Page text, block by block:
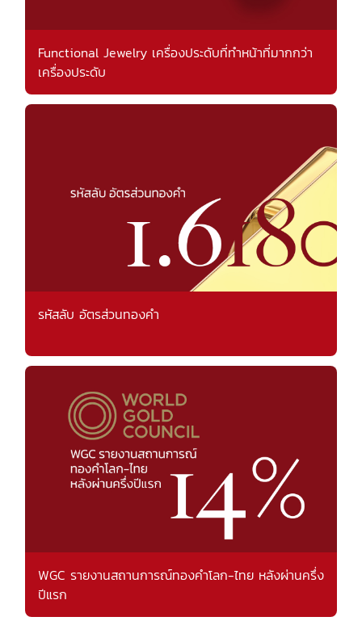
Functional Jewelry เครื่องประดับที่ทำหน้าที่มากกว่า
เครื่องประดับ
รหัสลับ อัตรส่วนทองคำ
WGC รายงานสถานการณ์ทองคำโลก-ไทย หลังผ่านครึ่ง
ปีแรก